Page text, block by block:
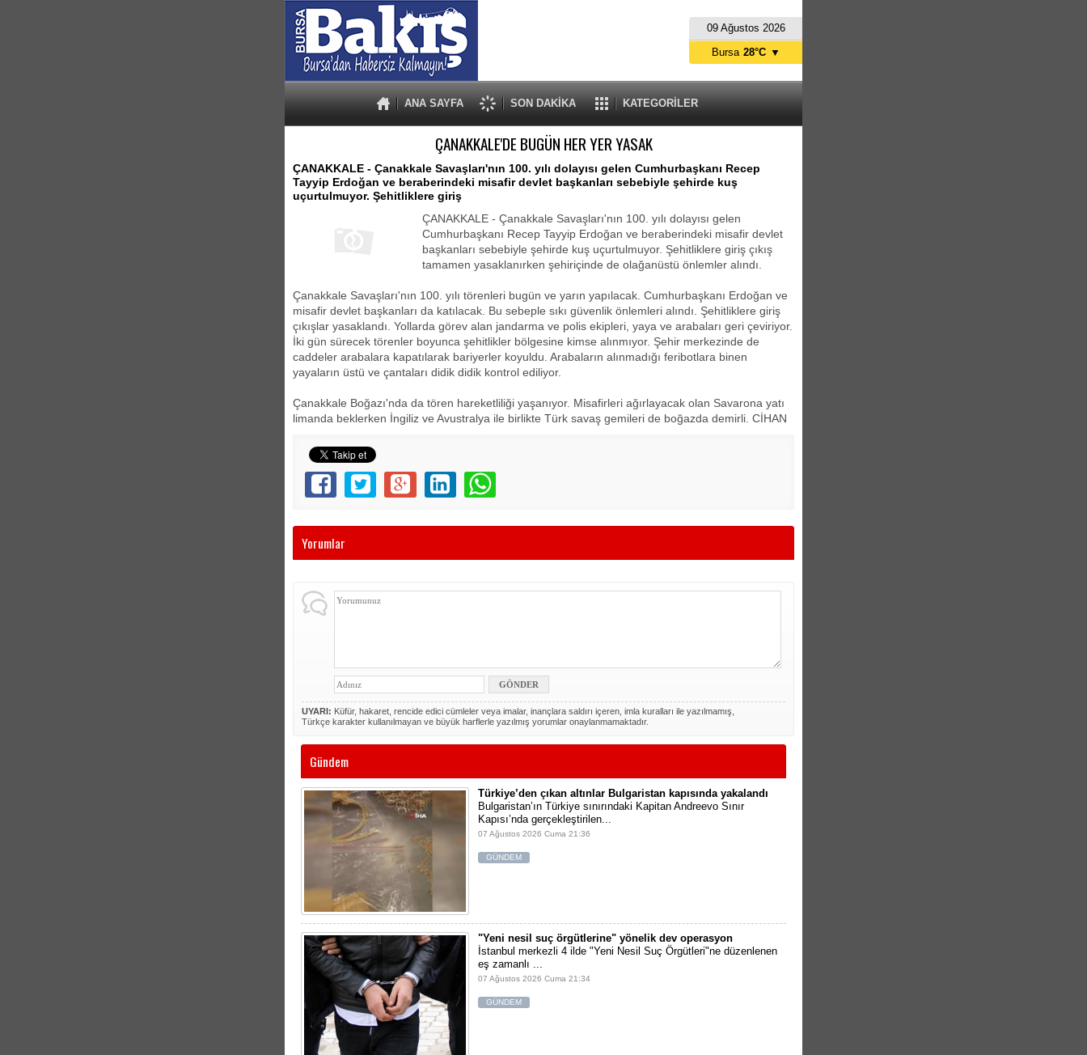
09 Ağustos 2026
ANA SAYFA SON DAKİKA KATEGORİLER
Bursa 28°C ▼
ÇANAKKALE'DE BUGÜN HER YER YASAK
ÇANAKKALE - Çanakkale Savaşları'nın 100. yılı dolayısı gelen Cumhurbaşkanı Recep
Tayyip Erdoğan ve beraberindeki misafir devlet başkanları sebebiyle şehirde kuş
uçurtulmuyor. Şehitliklere giriş
ÇANAKKALE - Çanakkale Savaşları'nın 100. yılı dolayısı gelen
Cumhurbaşkanı Recep Tayyip Erdoğan ve beraberindeki misafir devlet
başkanları sebebiyle şehirde kuş uçurtulmuyor. Şehitliklere giriş çıkış
tamamen yasaklanırken şehiriçinde de olağanüstü önlemler alındı.
Çanakkale Savaşları'nın 100. yılı törenleri bugün ve yarın yapılacak. Cumhurbaşkanı Erdoğan ve
misafir devlet başkanları da katılacak. Bu sebeple sıkı güvenlik önlemleri alındı. Şehitliklere giriş
çıkışlar yasaklandı. Yollarda görev alan jandarma ve polis ekipleri, yaya ve arabaları geri çeviriyor.
İki gün sürecek törenler boyunca şehitlikler bölgesine kimse alınmıyor. Şehir merkezinde de
caddeler arabalara kapatılarak bariyerler koyuldu. Arabaların alınmadığı feribotlara binen
yayaların üstü ve çantaları didik didik kontrol ediliyor.
Çanakkale Boğazı'nda da tören hareketliliği yaşanıyor. Misafirleri ağırlayacak olan Savarona yatı
limanda beklerken İngiliz ve Avustralya ile birlikte Türk savaş gemileri de boğazda demirli. CİHAN
Yorumlar
UYARI: Küfür, hakaret, rencide edici cümleler veya imalar, inançlara saldırı içeren, imla kuralları ile yazılmamış,
Türkçe karakter kullanılmayan ve büyük harflerle yazılmış yorumlar onaylanmamaktadır.
Gündem
Türkiye’den çıkan altınlar Bulgaristan kapısında yakalandı
Bulgaristan’ın Türkiye sınırındaki Kapitan Andreevo Sınır
Kapısı’nda gerçekleştirilen...
07 Ağustos 2026 Cuma 21:36
GÜNDEM
"Yeni nesil suç örgütlerine" yönelik dev operasyon
İstanbul merkezli 4 ilde "Yeni Nesil Suç Örgütleri"ne düzenlenen
eş zamanlı ...
07 Ağustos 2026 Cuma 21:34
GÜNDEM